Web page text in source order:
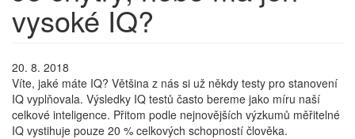
vysoké IQ?
20. 8. 2018
Víte, jaké máte IQ? Většina z nás si už někdy testy pro stanovení
IQ vyplňovala. Výsledky IQ testů často bereme jako míru naší
celkové inteligence. Přitom podle nejnovějších výzkumů měřitelné
IQ vystihuje pouze 20 % celkových schopností člověka.